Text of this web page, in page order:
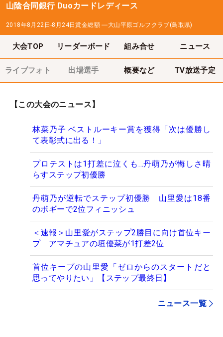
山陰合同銀行 Duoカードレディース
2018年8月22日-8月24日賞金総額 ―大山平原ゴルフクラブ(鳥取県)
大会TOP リーダーボード 組み合せ ニュース
ライブフォト 出場選手 概要など TV放送予定
【この大会のニュース】
林菜乃子 ベストルーキー賞を獲得「次は優勝し
て表彰式に出る！」
プロテストは1打差に泣くも…丹萌乃が悔しさ晴
らすステップ初優勝
丹萌乃が逆転でステップ初優勝 山里愛は18番
のボギーで2位フィニッシュ
＜速報＞山里愛がステップ2勝目に向け首位キー
プ アマチュアの垣優菜が1打差2位
首位キープの山里愛「ゼロからのスタートだと
思ってやりたい」【ステップ最終日】
ニュース一覧